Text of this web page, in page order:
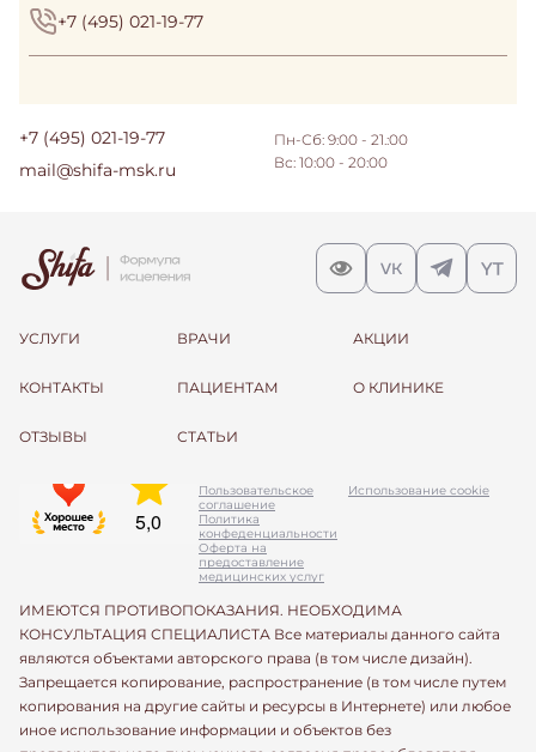
+7 (495) 021-19-77
+7 (495) 021-19-77
mail@shifa-msk.ru
Пн-Сб: 9:00 - 21.:00
Вс: 10:00 - 20:00
УСЛУГИ ВРАЧИ АКЦИИ
КОНТАКТЫ ПАЦИЕНТАМ О КЛИНИКЕ
ОТЗЫВЫ СТАТЬИ
Пользовательское
соглашение
Политика
конфеденциальности
Оферта на
предоставление
медицинских услуг
Использование cookie
ИМЕЮТСЯ ПРОТИВОПОКАЗАНИЯ. НЕОБХОДИМА
КОНСУЛЬТАЦИЯ СПЕЦИАЛИСТА Все материалы данного сайта
являются объектами авторского права (в том числе дизайн).
Запрещается копирование, распространение (в том числе путем
копирования на другие сайты и ресурсы в Интернете) или любое
иное использование информации и объектов без